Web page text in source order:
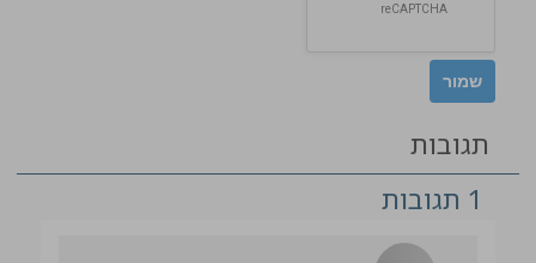
תגובות
1 תגובות